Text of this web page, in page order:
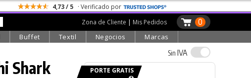
4,73 / 5 · Verificado por
0
Zona de Cliente | Mis Pedidos
Buffet Textil Negocios Marcas
Shark
Sin IVA
PORTE GRATIS